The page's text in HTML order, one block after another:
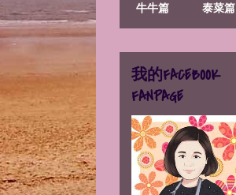
牛牛篇 泰菜篇
我的FACEBOOK
FANPAGE